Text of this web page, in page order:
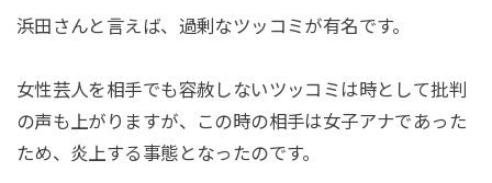
浜田さんと言えば、過剰なツッコミが有名です。
女性芸人を相手でも容赦しないツッコミは時として批判
の声も上がりますが、この時の相手は女子アナであった
ため、炎上する事態となったのです。